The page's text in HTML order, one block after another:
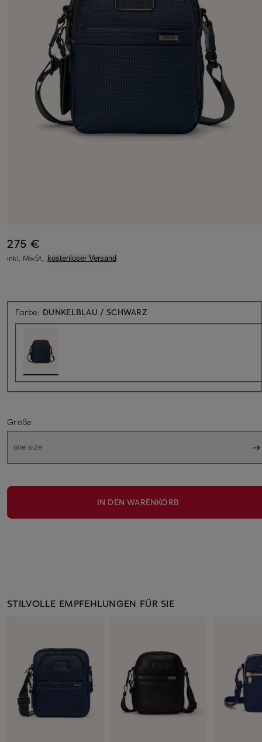
275 €
inkl. MwSt., kostenloser Versand
Farbe: DUNKELBLAU / SCHWARZ
Größe
one size
IN DEN WARENKORB
STILVOLLE EMPFEHLUNGEN FÜR SIE